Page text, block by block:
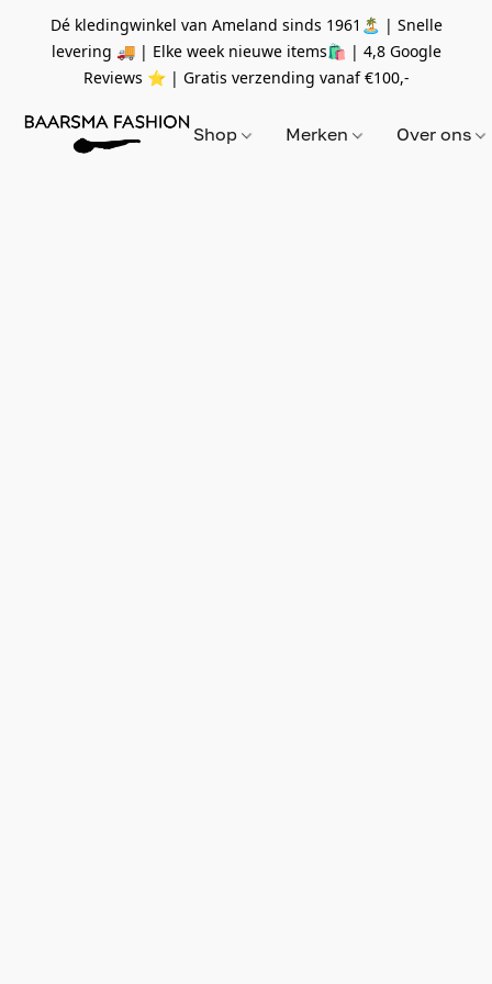
Dé kledingwinkel van Ameland sinds 1961🏝 | Snelle
levering 🚚 | Elke week nieuwe items🛍 | 4,8 Google
Reviews ⭐️ | Gratis verzending vanaf€100,-
Shop Merken Over ons